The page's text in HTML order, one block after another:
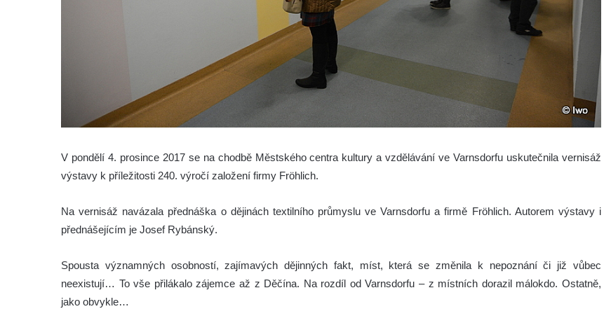
V pondělí 4. prosince 2017 se na chodbě Městského centra kultury a vzdělávání ve Varnsdorfu uskutečnila vernisáž
výstavy k příležitosti 240. výročí založení firmy Fröhlich.
Na vernisáž navázala přednáška o dějinách textilního průmyslu ve Varnsdorfu a firmě Fröhlich. Autorem výstavy i
přednášejícím je Josef Rybánský.
Spousta významných osobností, zajímavých dějinných fakt, míst, která se změnila k nepoznání či již vůbec
neexistují… To vše přilákalo zájemce až z Děčína. Na rozdíl od Varnsdorfu – z místních dorazil málokdo. Ostatně,
jako obvykle…